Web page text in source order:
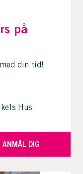
på
din tid!
Hus
ANMÄL DIG